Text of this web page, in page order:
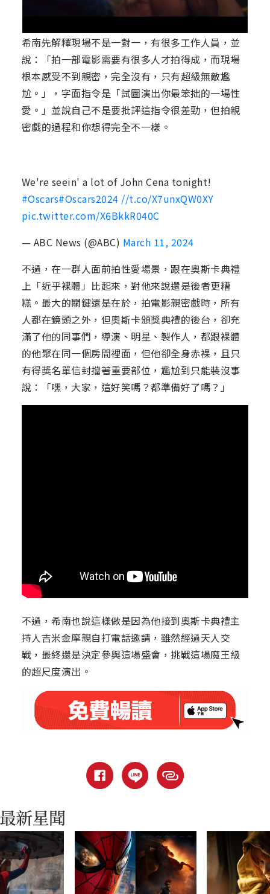
希南先解釋現場不是一對一，有很多工作人員，並
說：「拍一部電影需要有很多人才拍得成，而現場
根本感受不到親密，完全沒有，只有超級無敵尷
尬。」，字面指令是「試圖演出你最笨拙的一場性
愛。」並說自己不是要批評這指令很差勁，但拍親
密戲的過程和你想得完全不一樣。
We're seein' a lot of John Cena tonight!
#Oscars#Oscars2024 //t.co/X7unxQW0XY
pic.twitter.com/X6BkkR040C
— ABC News (@ABC) March 11, 2024
不過，在一群人面前拍性愛場景，跟在奧斯卡典禮
上「近乎裸體」比起來，對他來說還是後者更糟
糕。最大的關鍵還是在於，拍電影親密戲時，所有
人都在鏡頭之外，但奧斯卡頒獎典禮的後台，卻充
滿了他的同事們，導演、明星、製作人，都跟裸體
的他聚在同一個房間裡面，但他卻全身赤裸，且只
有得獎名單信封擋著重要部位，尷尬到只能裝沒事
說：「嘿，大家，這好笑嗎？都準備好了嗎？」
不過，希南也說這樣做是因為他接到奧斯卡典禮主
持人吉米金摩親自打電話邀請，雖然經過天人交
戰，最終還是決定參與這場盛會，挑戰這場魔王級
的超尺度演出。